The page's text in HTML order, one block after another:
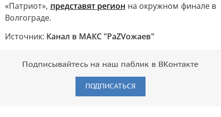
«Патриот», представят регион на окружном финале в
Волгограде.
Источник: Канал в МАКС "РаZVожаев"
Подписывайтесь на наш паблик в ВКонтакте
ПОДПИСАТЬСЯ